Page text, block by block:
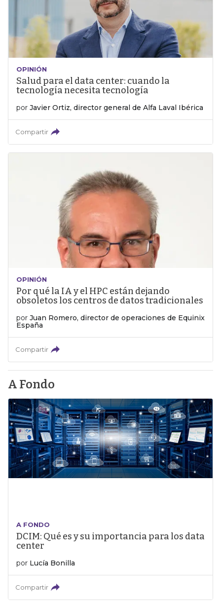
OPINIÓN
Salud para el data center: cuando la
tecnología necesita tecnología
por Javier Ortiz, director general de Alfa Laval Ibérica
Compartir
OPINIÓN
Por qué la IA y el HPC están dejando
obsoletos los centros de datos tradicionales
por Juan Romero, director de operaciones de Equinix
España
Compartir
A Fondo
A FONDO
DCIM: Qué es y su importancia para los data
center
por Lucía Bonilla
Compartir